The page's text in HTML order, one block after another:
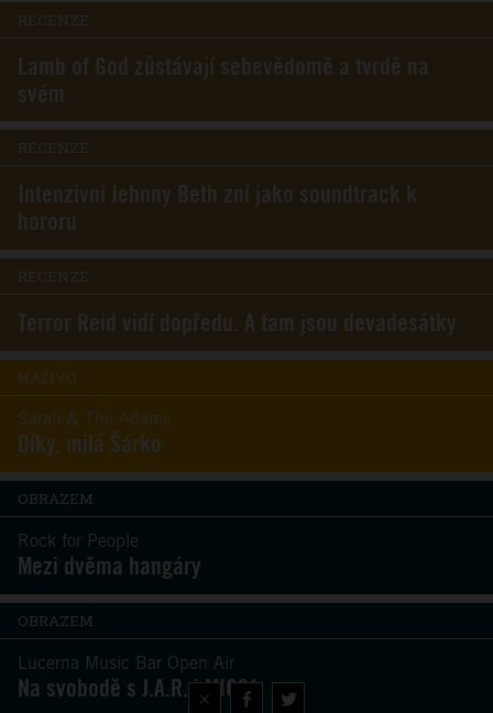
×
RECENZE
Lamb of God zůstávají sebevědomě a tvrdě na
svém
RECENZE
Intenzivní Jehnny Beth zní jako soundtrack k
hororu
RECENZE
Terror Reid vidí dopředu. A tam jsou devadesátky
NAŽIVO
Sarah & The Adams
Díky, milá Šárko
OBRAZEM
Rock for People
Mezi dvěma hangáry
OBRAZEM
Lucerna Music Bar Open Air
Na svobodě s J.A.R. i MIG21